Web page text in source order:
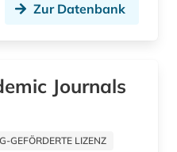
Zur Datenbank
Journals
GEFÖRDERTE LIZENZ